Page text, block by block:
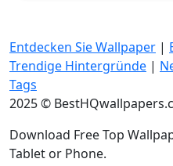
Entdecken Sie Wallpaper |
Trendige Hintergründe |
Tags
2025 ©
Download Free Top
Tablet or Phone.